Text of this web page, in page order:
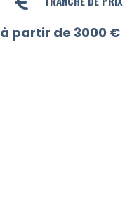
à partir de 3000 €